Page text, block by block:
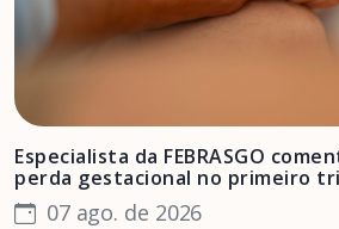
Especialista da FEBRASGO
perda gestacional no primeiro
07 ago. de 2026